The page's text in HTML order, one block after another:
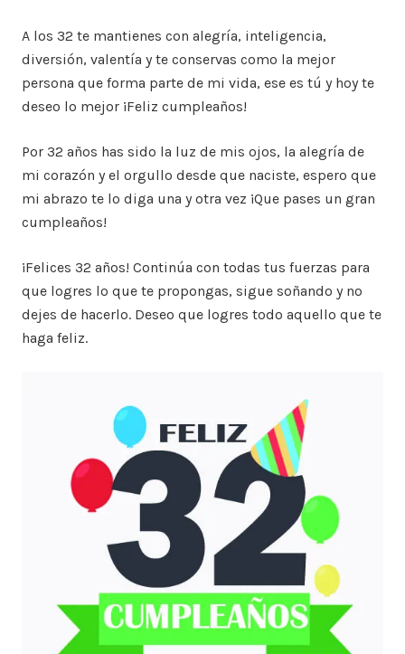
A los 32 te mantienes con alegría, inteligencia,
diversión, valentía y te conservas como la mejor
persona que forma parte de mi vida, ese es tú y hoy te
deseo lo mejor ¡Feliz cumpleaños!
Por 32 años has sido la luz de mis ojos, la alegría de
mi corazón y el orgullo desde que naciste, espero que
mi abrazo te lo diga una y otra vez ¡Que pases un gran
cumpleaños!
¡Felices 32 años! Continúa con todas tus fuerzas para
que logres lo que te propongas, sigue soñando y no
dejes de hacerlo. Deseo que logres todo aquello que te
haga feliz.